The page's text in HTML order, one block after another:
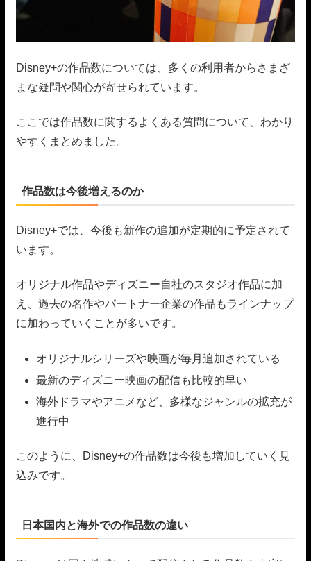
Disney+の作品数については、多くの利用者からさまざ
まな疑問や関心が寄せられています。
ここでは作品数に関するよくある質問について、わかり
やすくまとめました。
作品数は今後増えるのか
Disney+では、今後も新作の追加が定期的に予定されて
います。
オリジナル作品やディズニー自社のスタジオ作品に加
え、過去の名作やパートナー企業の作品もラインナップ
に加わっていくことが多いです。
オリジナルシリーズや映画が毎月追加されている
最新のディズニー映画の配信も比較的早い
海外ドラマやアニメなど、多様なジャンルの拡充が
進行中
このように、Disney+の作品数は今後も増加していく見
込みです。
日本国内と海外での作品数の違い